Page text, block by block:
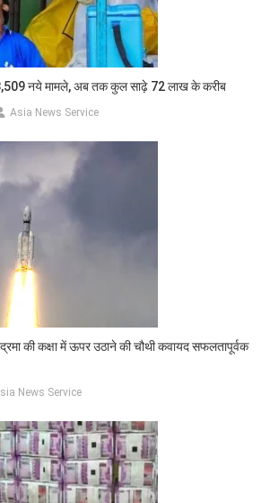
नये मामले, अब तक कुल साढ़े 72 लाख के करीब
Asia News Service
की कक्षा में ऊपर उठाने की चौथी कवायद सफलतापूर्वक
News Service